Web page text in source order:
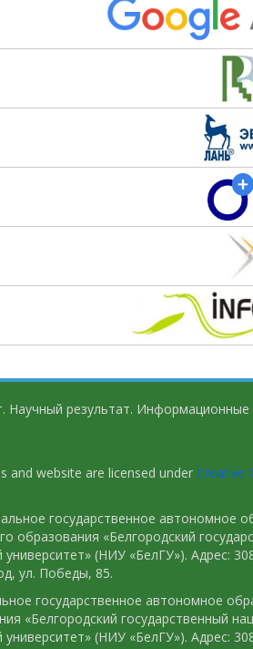
Научный результат. Информационные
and website are licensed under Creative
государственное автономное
образования «Белгородский
университет» (НИУ «БелГУ»). Адрес:
ул. Победы, 85.
государственное автономное
«Белгородский государственный
университет» (НИУ «БелГУ»). Адрес: